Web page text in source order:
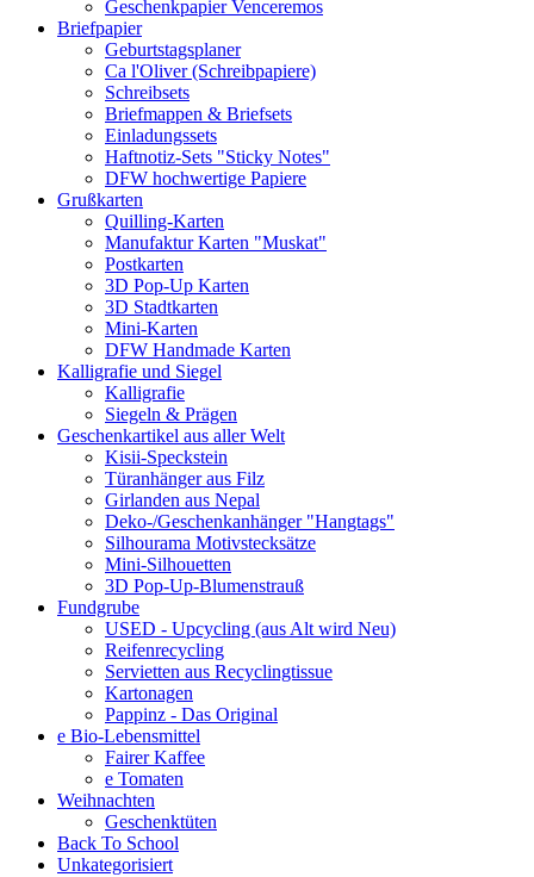
Geschenkpapier Venceremos
Briefpapier
Geburtstagsplaner
Ca l'Oliver (Schreibpapiere)
Schreibsets
Briefmappen & Briefsets
Einladungssets
Haftnotiz-Sets "Sticky Notes"
DFW hochwertige Papiere
Grußkarten
Quilling-Karten
Manufaktur Karten "Muskat"
Postkarten
3D Pop-Up Karten
3D Stadtkarten
Mini-Karten
DFW Handmade Karten
Kalligrafie und Siegel
Kalligrafie
Siegeln & Prägen
Geschenkartikel aus aller Welt
Kisii-Speckstein
Türanhänger aus Filz
Girlanden aus Nepal
Deko-/Geschenkanhänger "Hangtags"
Silhourama Motivstecksätze
Mini-Silhouetten
3D Pop-Up-Blumenstrauß
Fundgrube
USED - Upcycling (aus Alt wird Neu)
Reifenrecycling
Servietten aus Recyclingtissue
Kartonagen
Pappinz - Das Original
e Bio-Lebensmittel
Fairer Kaffee
e Tomaten
Weihnachten
Geschenktüten
Back To School
Unkategorisiert